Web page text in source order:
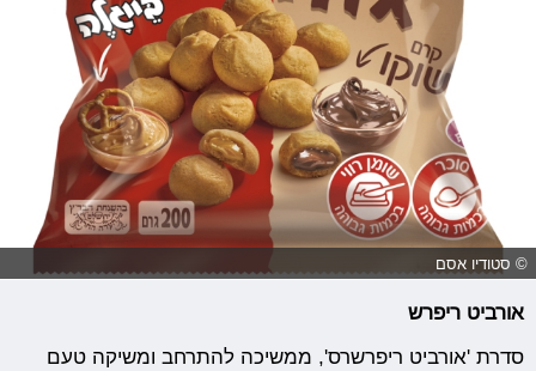
© סטודיו אסם
אורביט ריפרש
סדרת 'אורביט ריפרשרס', ממשיכה להתרחב ומשיקה טעם